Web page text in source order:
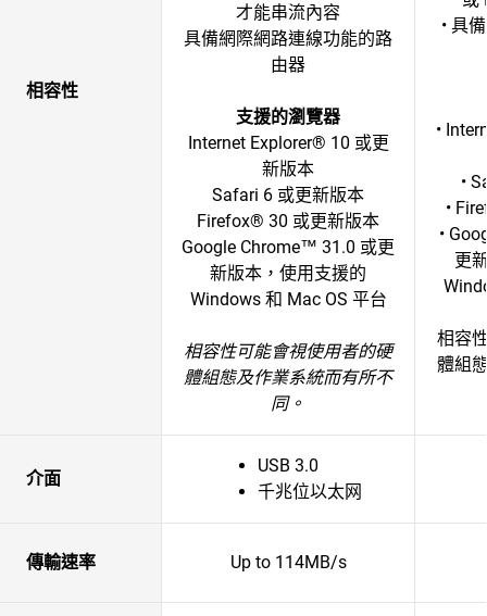
相容性
才能串流內容
具備網際網路連線功能的路
由器
支援的瀏覽器
Internet Explorer® 10 或更
新版本
Safari 6 或更新版本
Firefox® 30 或更新版本
Google Chrome™ 31.0 或更
新版本，使用支援的
Windows 和 Mac OS 平台
相容性可能會視使用者的硬
體組態及作業系統而有所不
同。
• 具
•
•
•
•
更
相容
體組
介面
USB 3.0
千兆位以太网
傳輸速率 Up to 114MB/s